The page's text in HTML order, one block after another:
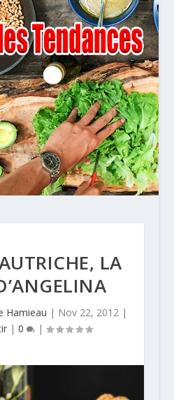
LA
Hamieau | Nov 22, 2012|
|0 |